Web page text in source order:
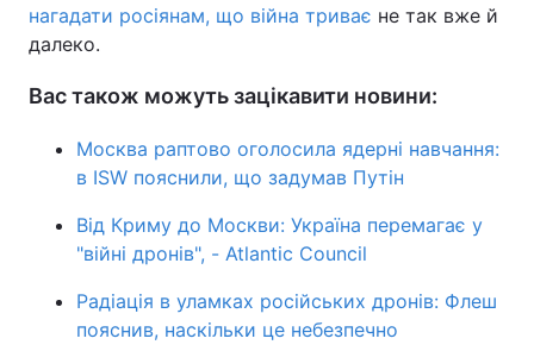
нагадати росіянам, що війна триває не так вже й
далеко.
Вас також можуть зацікавити новини:
Москва раптово оголосила ядерні навчання:
в ISW пояснили, що задумав Путін
Від Криму до Москви: Україна перемагає у
"війні дронів", - Atlantic Council
Радіація в уламках російських дронів: Флеш
пояснив, наскільки це небезпечно